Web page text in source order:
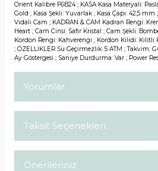
Orient Kalibre F6B24 ; KASA Kasa Materyali:
Gold ; Kasa Şekli: Yuvarlak ; Kasa Çapı: 42,5 mm
Vidalı Cam ; KADRAN & CAM Kadran Rengi:
Heart ; Cam Cinsi: Safir Kristal ; Cam Şekli:
Kordon Rengi: Kahverengi ; Kordon Kilidi: Kilitli
; ÖZELLİKLER Su Geçirmezlik: 5 ATM ; Takvim:
Ay Göstergesi ; Saniye Durdurma: Var ; Power
Yorumlar
Taksit Seçenekleri
Önerileriniz